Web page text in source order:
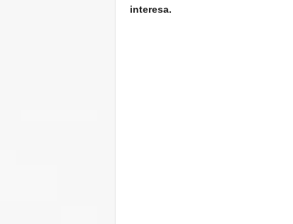
interesa.